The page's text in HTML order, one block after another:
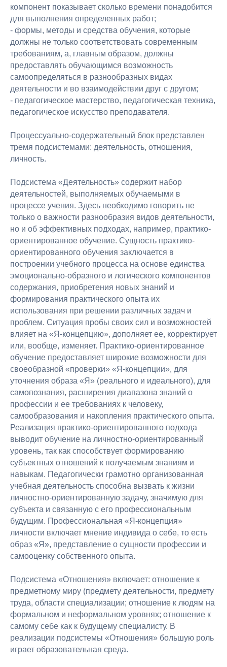
компонент показывает сколько времени понадобится
для выполнения определенных работ;
- формы, методы и средства обучения, которые
должны не только соответствовать современным
требованиям, а, главным образом, должны
предоставлять обучающимся возможность
самоопределяться в разнообразных видах
деятельности и во взаимодействии друг с другом;
- педагогическое мастерство, педагогическая техника,
педагогическое искусство преподавателя.
Процессуально-содержательный блок представлен
тремя подсистемами: деятельность, отношения,
личность.
Подсистема «Деятельность» содержит набор
деятельностей, выполняемых обучаемыми в
процессе учения. Здесь необходимо говорить не
только о важности разнообразия видов деятельности,
но и об эффективных подходах, например, практико-
ориентированное обучение. Сущность практико-
ориентированного обучения заключается в
построении учебного процесса на основе единства
эмоционально-образного и логического компонентов
содержания, приобретения новых знаний и
формирования практического опыта их
использования при решении различных задач и
проблем. Ситуация пробы своих сил и возможностей
влияет на «Я-концепцию», дополняет ее, корректирует
или, вообще, изменяет. Практико-ориентированное
обучение предоставляет широкие возможности для
своеобразной «проверки» «Я-концепции», для
уточнения образа «Я» (реального и идеального), для
самопознания, расширения диапазона знаний о
профессии и ее требованиях к человеку,
самообразования и накопления практического опыта.
Реализация практико-ориентированного подхода
выводит обучение на личностно-ориентированный
уровень, так как способствует формированию
субъектных отношений к получаемым знаниям и
навыкам. Педагогически грамотно организованная
учебная деятельность способна вызвать к жизни
личностно-ориентированную задачу, значимую для
субъекта и связанную с его профессиональным
будущим. Профессиональная «Я-концепция»
личности включает мнение индивида о себе, то есть
образ «Я», представление о сущности профессии и
самооценку собственного опыта.
Подсистема «Отношения» включает: отношение к
предметному миру (предмету деятельности, предмету
труда, области специализации; отношение к людям на
формальном и неформальном уровнях; отношение к
самому себе как к будущему специалисту. В
реализации подсистемы «Отношения» большую роль
играет образовательная среда.
Академия
Игоря
Лицензия на ведение
образовательной деятельности №
Л035-01298-77/00179875
от 16 февраля 2021 года